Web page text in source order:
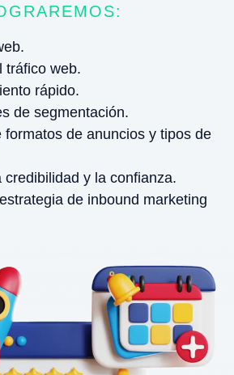
tráfico web.
rápido.
de segmentación.
formatos de anuncios y tipos de
credibilidad y la confianza.
de inbound marketing